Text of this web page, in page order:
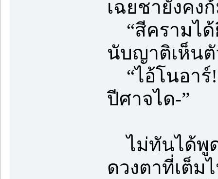
เฉยชายังคง
“สีครามได้
นับญาติเห็นตั
“ไอ้โนอาร์
ปีศาจได-”
ไม่ทันได้พูด
ดวงตาที่เต็ม